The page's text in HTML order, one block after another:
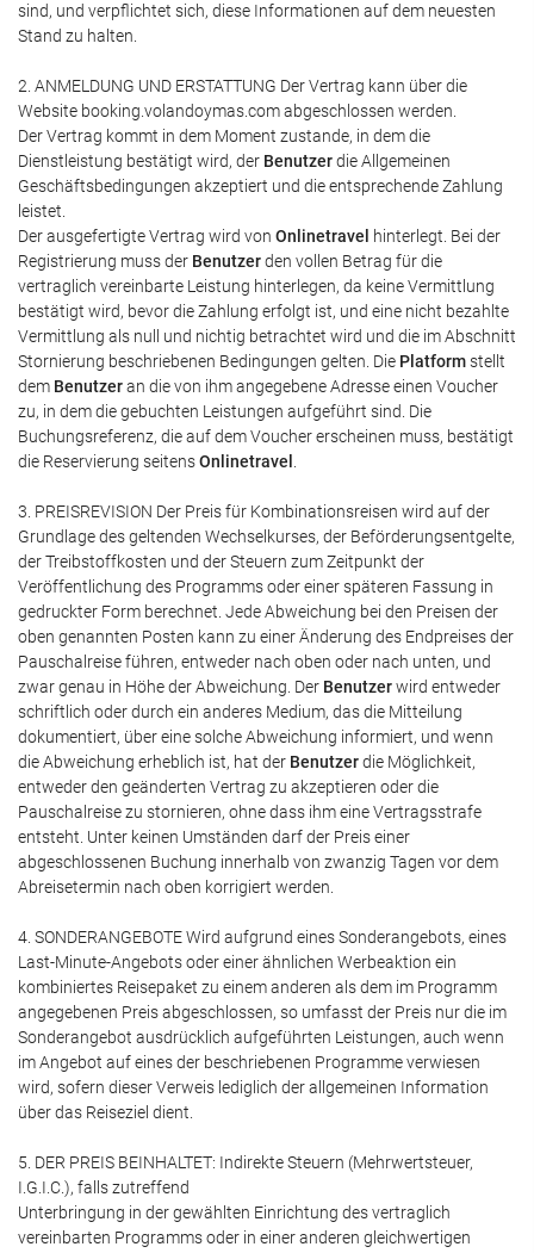
sind, und verpflichtet sich, diese Informationen auf dem neuesten
Stand zu halten.
2. ANMELDUNG UND ERSTATTUNG Der Vertrag kann über die
Website booking.volandoymas.com abgeschlossen werden.
Der Vertrag kommt in dem Moment zustande, in dem die
Dienstleistung bestätigt wird, der Benutzerdie Allgemeinen
Geschäftsbedingungen akzeptiert und die entsprechende Zahlung
leistet.
Der ausgefertigte Vertrag wird von Onlinetravel
hinterlegt. Bei der
Registrierung muss der Benutzerden vollen Betrag für die
vertraglich vereinbarte Leistung hinterlegen, da keine Vermittlung
bestätigt wird, bevor die Zahlung erfolgt ist, und eine nicht bezahlte
Vermittlung als null und nichtig betrachtet wird und die im Abschnitt
Stornierung beschriebenen Bedingungen gelten. Die Platformstellt
dem Benutzeran die von ihm angegebene Adresse einen Voucher
zu, in dem die gebuchten Leistungen aufgeführt sind. Die
Buchungsreferenz, die auf dem Voucher erscheinen muss, bestätigt
die Reservierung seitensOnlinetravel
3. PREISREVISION Der Preis für Kombinationsreisen wird auf der
Grundlage des geltenden Wechselkurses, der Beförderungsentgelte,
der Treibstoffkosten und der Steuern zum Zeitpunkt der
Veröffentlichung des Programms oder einer späteren Fassung in
gedruckter Form berechnet. Jede Abweichung bei den Preisen der
oben genannten Posten kann zu einer Änderung des Endpreises der
Pauschalreise führen, entweder nach oben oder nach unten, und
zwar genau in Höhe der Abweichung. Der Benutzerwird entweder
schriftlich oder durch ein anderes Medium, das die Mitteilung
dokumentiert, über eine solche Abweichung informiert, und wenn
die Abweichung erheblich ist, hat der Benutzerdie Möglichkeit,
entweder den geänderten Vertrag zu akzeptieren oder die
Pauschalreise zu stornieren, ohne dass ihm eine Vertragsstrafe
entsteht. Unter keinen Umständen darf der Preis einer
abgeschlossenen Buchung innerhalb von zwanzig Tagen vor dem
Abreisetermin nach oben korrigiert werden.
4. SONDERANGEBOTE Wird aufgrund eines Sonderangebots, eines
Last-Minute-Angebots oder einer ähnlichen Werbeaktion ein
kombiniertes Reisepaket zu einem anderen als dem im Programm
angegebenen Preis abgeschlossen, so umfasst der Preis nur die im
Sonderangebot ausdrücklich aufgeführten Leistungen, auch wenn
im Angebot auf eines der beschriebenen Programme verwiesen
wird, sofern dieser Verweis lediglich der allgemeinen Information
über das Reiseziel dient.
5. DER PREIS BEINHALTET: Indirekte Steuern (Mehrwertsteuer,
I.G.I.C.), falls zutreffend
Unterbringung in der gewählten Einrichtung des vertraglich
vereinbarten Programms oder in einer anderen gleichwertigen